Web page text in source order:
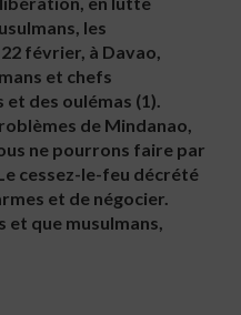
les
février, à Davao,
et chefs
des oulémas (1).
de Mindanao,
ne pourrons faire par
cessez-le-feu décrété
et de négocier.
et que musulmans,